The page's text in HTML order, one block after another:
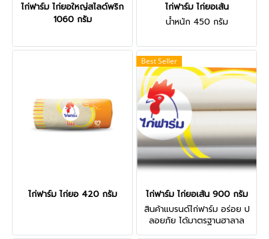
ไก่ฟาร์ม ไก่ยอใหญ่สไลด์พริก
1060 กรัม
ไก่ฟาร์ม ไก่ยอเส้น
น้ำหนัก 450 กรัม
ไก่ฟาร์ม ไก่ยอ 420 กรัม
Best Seller
ไก่ฟาร์ม ไก่ยอเส้น 900 กรัม
สินค้าแบรนด์ไก่ฟาร์ม อร่อย ป
ลอยภัย ได้มาตรฐานฮาลาล
(Halal) ทุกชิ้น